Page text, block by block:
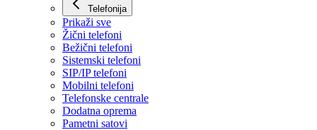
Telefonija
Prikaži svе
Žični telefoni
Bežični telefoni
Sistemski telefoni
SIP/IP telefoni
Mobilni telefoni
Telefonske centrale
Dodatna oprema
Pametni satovi